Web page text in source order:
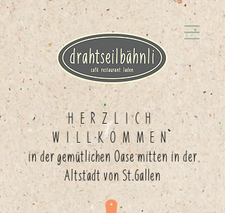
HERZLICH
WILLKOMMEN
in der gemütlichen Oase mitten in der
Altstadt von St.Gallen